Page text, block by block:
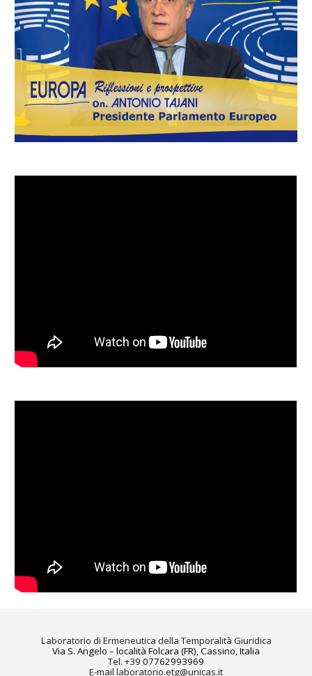
Laboratorio di Ermeneutica della Temporalità Giuridica
Via S. Angelo – località Folcara (FR), Cassino, Italia
Tel. +39 07762993969
E-mail laboratorio.etg@unicas.it